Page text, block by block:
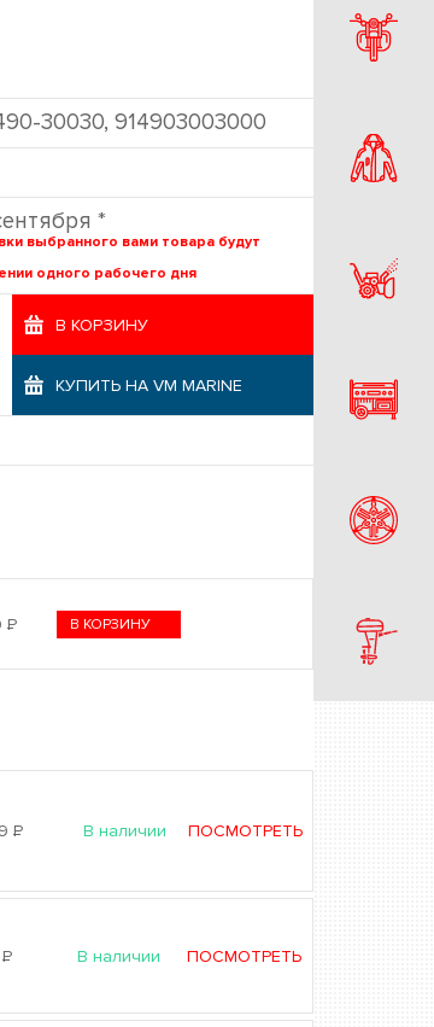
30030, 914903003000
*
выбранного вами товара будут
одного рабочего дня
В КОРЗИНУ
КУПИТЬ НА VM MARINE
Р В КОРЗИНУ
Р В наличии ПОСМОТРЕТЬ
Р В наличии ПОСМОТРЕТЬ